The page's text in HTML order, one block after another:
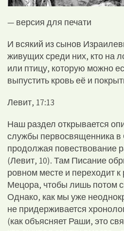
— версия для печати
И всякий из сынов
живущих среди них, кто на
или птицу, которую можно
выпустить кровь её и
Левит, 17:13
Наш раздел открывается
службы первосвященника
продолжая повествование
(Левит, 10). Там Писание
ровном месте и переходит
Мецора, чтобы лишь потом
Однако, как мы уже
не придерживается
(как объясняет Раши, это